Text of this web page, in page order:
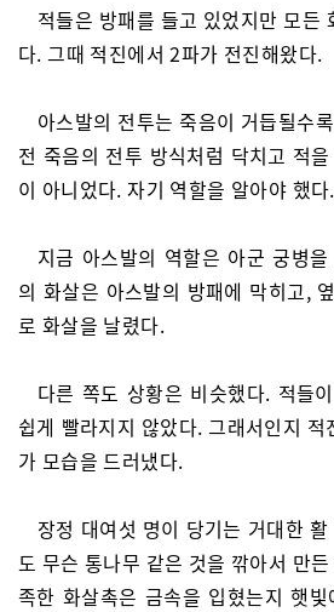
적들은 방패를 들고 있었지만 모든
다. 그때 적진에서 2파가 전진해왔다.
아스발의 전투는 죽음이 거듭될수
전 죽음의 전투 방식처럼 닥치고 적
이 아니었다. 자기 역할을 알아야 했다.
지금 아스발의 역할은 아군 궁병
의 화살은 아스발의 방패에 막히고,
로 화살을 날렸다.
다른 쪽도 상황은 비슷했다. 적들
쉽게 빨라지지 않았다. 그래서인지
가 모습을 드러냈다.
장정 대여섯 명이 당기는 거대한 활
도 무슨 통나무 같은 것을 깎아서 만
족한 화살촉은 금속을 입혔는지 햇